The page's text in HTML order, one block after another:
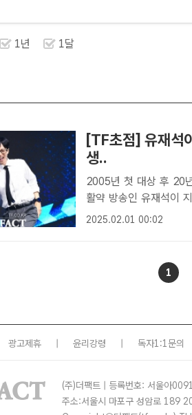
1년 1달
[TF초점] 유재석
생..
2005년 첫 대상 후 20
활약 방송인 유재석이 지난 29일 개최된 '2024 SBS 연예대상'에서 대상
을 수상해 20관왕을 달
2025.02.01 00:02
1
광고제휴 윤리강령 독자1:1문의
(주)더팩트 | 등록번호: 서울아
주소:서울시 마포구 성암로 189